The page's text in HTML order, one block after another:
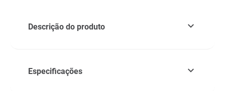
Descrição do produto
Especificações